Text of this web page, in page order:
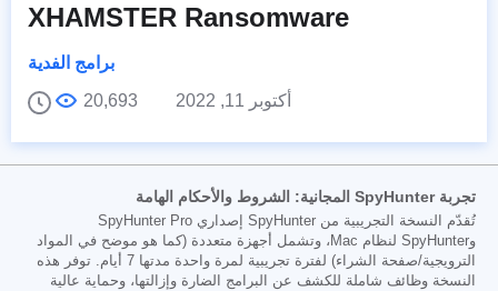
XHAMSTER Ransomware
برامج الفدية
أكتوبر 11, 2022
20,693
تجربة SpyHunter المجانية: الشروط والأحكام الهامة
تُقدّم النسخة التجريبية من SpyHunter إصداري SpyHunter Pro
وSpyHunter لنظام Mac، وتشمل أجهزة متعددة (كما هو موضح في المواد
الترويجية/صفحة الشراء) لفترة تجريبية لمرة واحدة مدتها 7 أيام. توفر هذه
النسخة وظائف شاملة للكشف عن البرامج الضارة وإزالتها، وحماية عالية